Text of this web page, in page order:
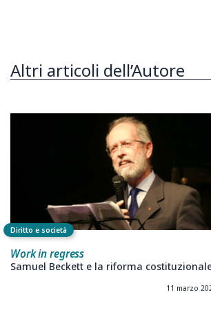
Altri articoli dell’Autore
Diritto e società
Work in regress
Samuel Beckett e la riforma
11 marzo